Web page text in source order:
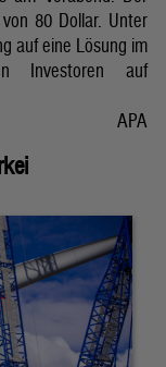
80 Dollar. Unter
auf eine Lösung im
Investoren auf
APA